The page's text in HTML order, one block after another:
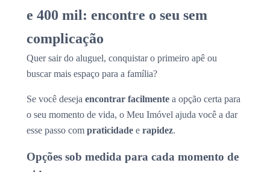
e 400 mil: encontre o seu sem
complicação
Quer sair do aluguel, conquistar o primeiro apê ou
buscar mais espaço para a família?
Se você deseja encontrar facilmente a opção certa para
o seu momento de vida, o Meu Imóvel ajuda você a dar
esse passo com praticidade e rapidez.
Opções sob medida para cada momento de